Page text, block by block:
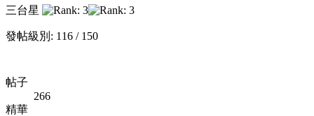
三台星
發帖級別: 116 / 150
帖子
266
精華